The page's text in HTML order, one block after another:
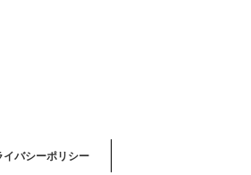
イバシーポリシー